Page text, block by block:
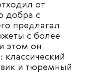
от
добра с
предлагал
с более
этом он
и тюремный